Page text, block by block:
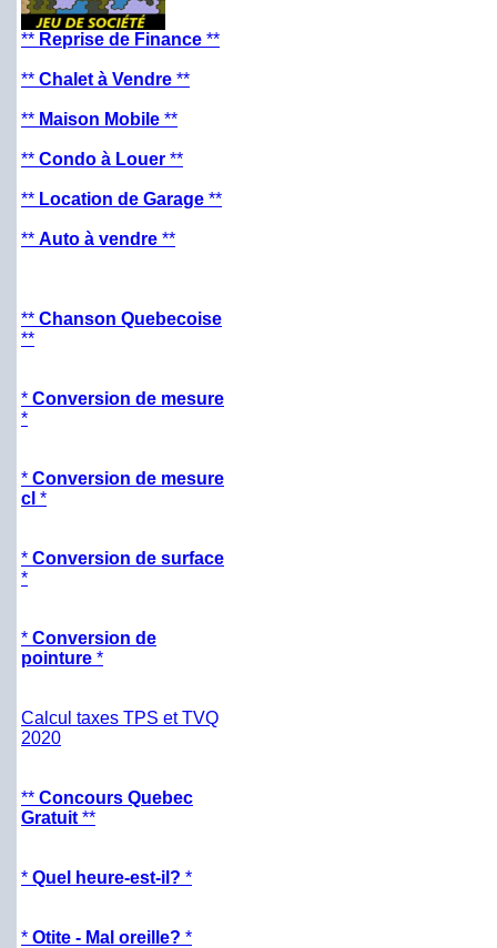
** Reprise de Finance **
** Chalet à Vendre **
** Maison Mobile **
** Condo à Louer **
** Location de Garage **
** Auto à vendre **
** Chanson Quebecoise
**
* Conversion de mesure
*
* Conversion de mesure
cl *
* Conversion de surface
*
* Conversion de
pointure *
Calcul taxes TPS et TVQ
2020
** Concours Quebec
Gratuit **
* Quel heure-est-il? *
* Otite - Mal oreille? *